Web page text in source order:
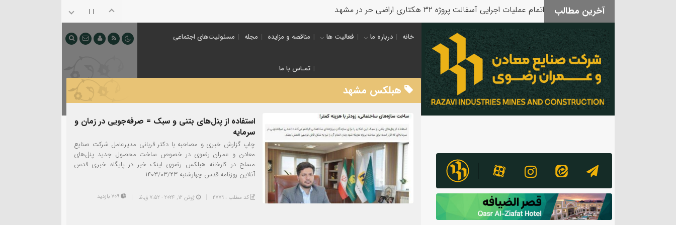
آخرین مطالب
بدرقه آقای شهید
خانه درباره ما فعالیت ها مناقصه و مزایده مجله مسئولیت‌های اجتماعی
تمـاس با ما
هبلکس مشهد
استفاده از پنل‌های بتنی و سبک = صرفه‌جویی در زمان و
سرمايه
چاپ گزارش خبری و مصاحبه با دكتر قربانی مدیرعامل شرکت صنایع
معادن و عمران رضوی در خصوص ساخت محصول جدید پنل‌های
مسلح در كارخانه هبلكس رضوی لینک خبر در پایگاه خبری قدس
آنلاین روزنامه قدس چهارشنبه ۱۴۰۳/۰۳/۲۳
کد مطلب : 2779 ژوئن 12, 2024 - 7:52 ق.ظ